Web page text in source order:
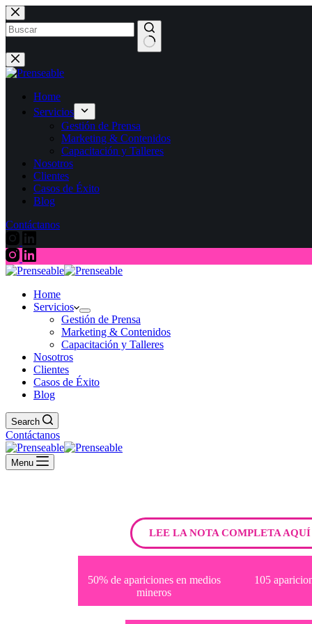
Home
Servicios
Gestión de Prensa
Marketing & Contenidos
Capacitación y Talleres
Nosotros
Clientes
Casos de Éxito
Blog
Contáctanos
Home
Servicios
Gestión de Prensa
Marketing & Contenidos
Capacitación y Talleres
Nosotros
Clientes
Casos de Éxito
Blog
Search
Contáctanos
Menu
LEE LA NOTA COMPLETA AQUÍ
50% de apariciones en medios
mineros
105